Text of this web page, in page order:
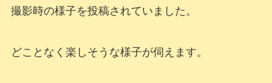
撮影時の様子を投稿されていました。
どことなく楽しそうな様子が伺えます。